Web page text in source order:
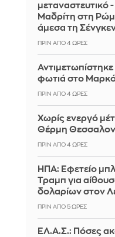
μεταναστευτικό
Μαδρίτη στη
άμεσα τη
ΠΡΙΝ ΑΠΌ 4 ΏΡΕΣ
φωτιά στο
ΠΡΙΝ ΑΠΌ 4 ΏΡΕΣ
Χωρίς ενεργό
Θέρμη
ΠΡΙΝ ΑΠΌ 4 ΏΡΕΣ
ΗΠΑ: Εφετείο
Τραμπ για
δολαρίων στον
ΠΡΙΝ ΑΠΌ 5 ΏΡΕΣ
ΕΛ.Α.Σ.: Πόσες